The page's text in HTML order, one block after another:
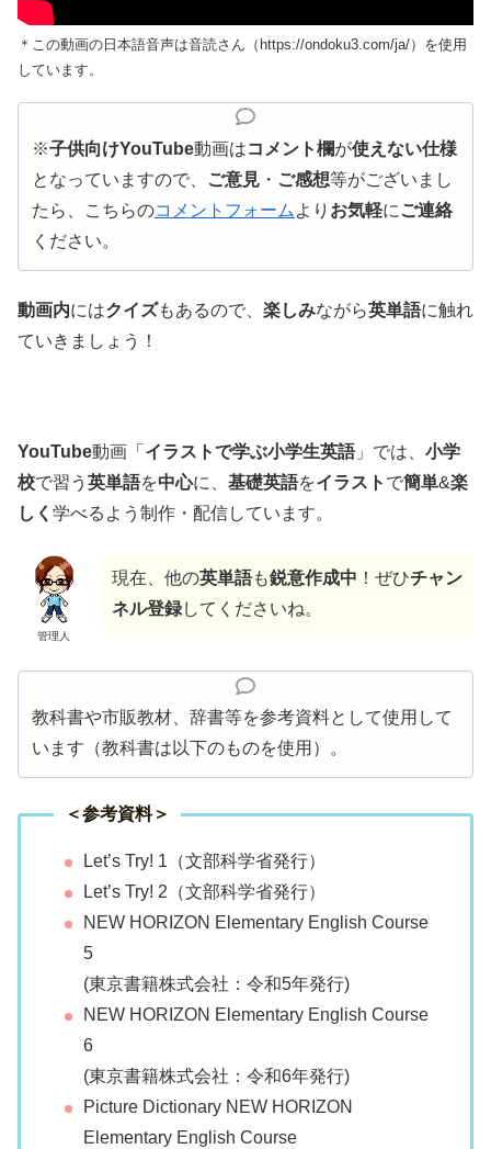
＊この動画の日本語音声は音読さん（https://ondoku3.com/ja/）を使用
しています。
※子供向けYouTube動画はコメント欄が使えない仕様
となっていますので、
ご意見 ・ ご感想等がございまし
たら、こちらのコメントフォーム より お気軽に ご連絡
ください。
動画内にはクイズもあるので、 楽しみながら英単語に触れ
ていきましょう！
YouTube動画「 イラストで学ぶ小学生英語」では、 小学
校で習う 英単語を中心に、 基礎英語をイラスト で簡単&楽
しく 学べるよう制作・配信しています。
管理人
現在、他の英単語も鋭意作成中 ！ぜひチャン
ネル登録してくださいね。
教科書や市販教材、辞書等を参考資料として使用して
います（教科書は以下のものを使用）。
＜参考資料＞
Let’s Try! 1（文部科学省発行）
Let’s Try! 2（文部科学省発行）
NEW HORIZON Elementary English Course
5
(東京書籍株式会社：令和5年発行)
NEW HORIZON Elementary English Course
6
(東京書籍株式会社：令和6年発行)
Picture Dictionary NEW HORIZON
Elementary English Course